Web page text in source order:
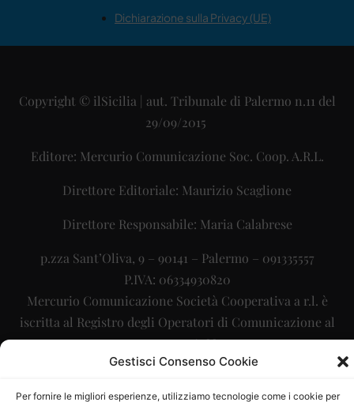
Gestisci Consenso Cookie
Per fornire le migliori esperienze, utilizziamo tecnologie come i cookie per
Dichiarazione sulla Privacy (UE)
Copyright © ilSicilia | aut. Tribunale di Palermo n.11 del
29/09/2015
Editore: Mercurio Comunicazione Soc. Coop. A.R.L.
Direttore Editoriale: Maurizio Scaglione
Direttore Responsabile: Maria Calabrese
p.zza Sant’Oliva, 9 – 90141 – Palermo – 091335557
P.IVA: 06334930820
Mercurio Comunicazione Società Cooperativa a r.l. è
iscritta al Registro degli Operatori di Comunicazione al
numero 26988